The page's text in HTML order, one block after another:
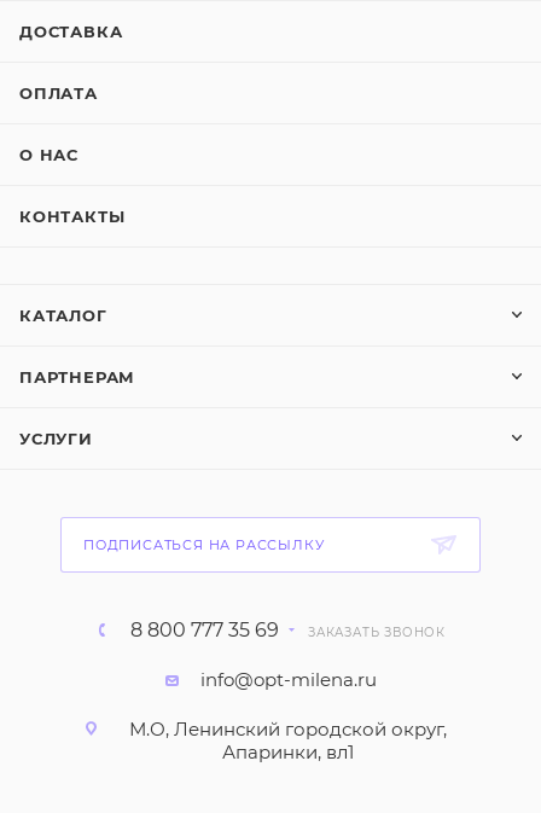
ДОСТАВКА
ОПЛАТА
О НАС
КОНТАКТЫ
КАТАЛОГ
ПАРТНЕРАМ
УСЛУГИ
ПОДПИСАТЬСЯ НА РАССЫЛКУ
8 800 777 35 69 ЗАКАЗАТЬ ЗВОНОК
info@opt-milena.ru
М.О, Ленинский городской округ,
Апаринки, вл1